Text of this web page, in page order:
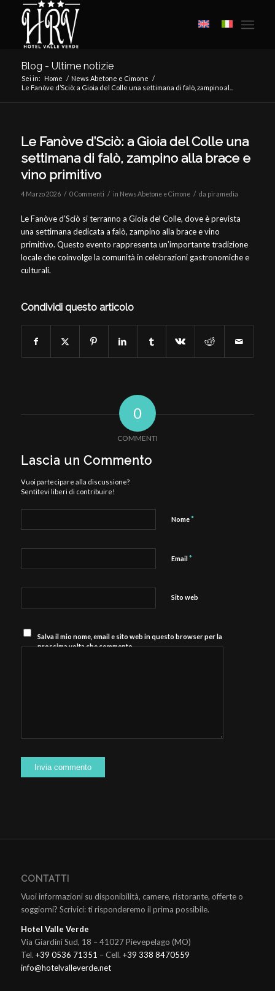
Blog - Ultime notizie
Sei in: Home / News Abetone e Cimone /
Le Fanòve d’Sciò: a Gioia del Colle una settimana di falò, zampino al...
Le Fanòve d’Sciò: a Gioia del Colle una
settimana di falò, zampino alla brace e
vino primitivo
4 Marzo 2026 / 0 Commenti / in News Abetone e Cimone / da piramedia
Le Fanòve d’Sciò si terranno a Gioia del Colle, dove è prevista
una settimana dedicata a falò, zampino alla brace e vino
primitivo. Questo evento rappresenta un’importante tradizione
locale che coinvolge la comunità in celebrazioni gastronomiche e
culturali.
Condividi questo articolo
0
COMMENTI
Lascia un Commento
Vuoi partecipare alla discussione?
Sentitevi liberi di contribuire!
Nome*
Email *
Sito web
Salva il mio nome, email e sito web in questo browser per la
prossima volta che commento.
CONTATTI
Vuoi informazioni su disponibilità, camere, ristorante, offerte o
soggiorni? Scrivici: ti risponderemo il prima possibile.
Hotel Valle Verde
Via Giardini Sud, 18 – 41027 Pievepelago (MO)
Tel. +39 0536 71351 – Cell. +39 338 8470559
info@hotelvalleverde.net